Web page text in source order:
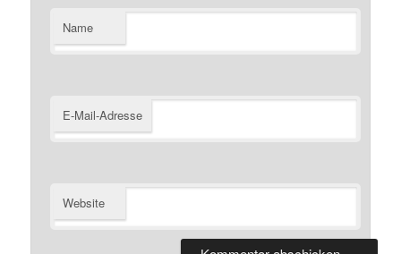
Name
E-Mail-Adresse
Website